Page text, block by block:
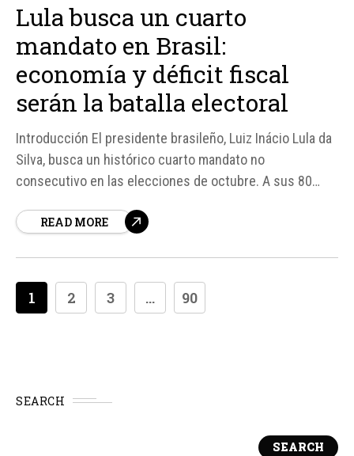
Lula busca un cuarto
mandato en Brasil:
economía y déficit fiscal
serán la batalla electoral
Introducción El presidente brasileño, Luiz Inácio Lula da
Silva, busca un histórico cuarto mandato no
consecutivo en las elecciones de octubre. A sus 80
mayoría de las encuestas ubicándolo como favorito. La
READ MORE
1 2 3 ... 90
SEARCH
SEARCH